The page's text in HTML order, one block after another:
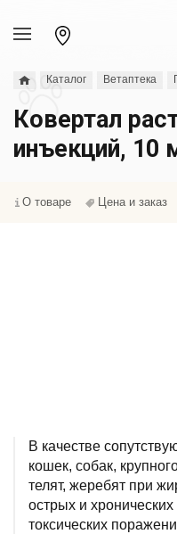
Каталог Ветаптека
Ковертал
инъекций, 10
О товаре Цена и заказ
В качестве
кошек, собак,
телят, жеребят при
острых и хронических
токсических